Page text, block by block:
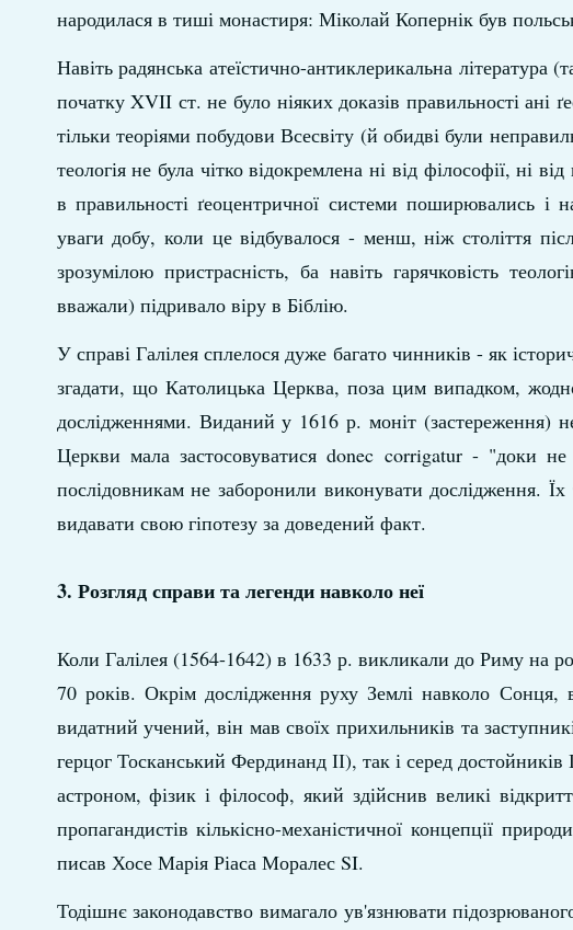
народилася в тиші монастиря: Міколай Копернік був
Навіть радянська атеїстично-антиклерикальна
початку XVII ст. не було ніяких доказів правильності ані
тільки теоріями побудови Всесвіту (й обидві були
теологія не була чітко відокремлена ні від філософії, ні
в правильності ґеоцентричної системи поширювались
уваги добу, коли це відбувалося - менш, ніж століття
зрозумілою пристрасність, ба навіть гарячковість
вважали) підривало віру в Біблію.
У справі Галілея сплелося дуже багато чинників - як
згадати, що Католицька Церква, поза цим випадком,
дослідженнями. Виданий у 1616 р. моніт (застереження)
Церкви мала застосовуватися donec corrigatur - "доки
послідовникам не заборонили виконувати дослідження.
видавати свою гіпотезу за доведений факт.
3. Розгляд справи та легенди навколо неї
Коли Галілея (1564-1642) в 1633 р. викликали до Риму на
70 років. Окрім дослідження руху Землі навколо
видатний учений, він мав своїх прихильників та
герцог Тосканський Фердинанд ІІ), так і серед
астроном, фізик і філософ, який здійснив великі
пропагандистів кількісно-механістичної концепції
писав Хосе Марія Ріаса Моралес SI.
Тодішнє законодавство вимагало ув'язнювати